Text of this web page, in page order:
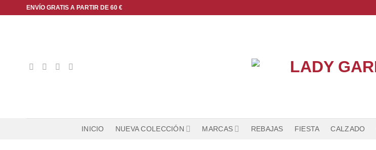
ENVÍO GRATIS A PARTIR DE 60 €
INICIO NUEVA COLECCIÓN MARCAS REBAJAS FIESTA CALZADO